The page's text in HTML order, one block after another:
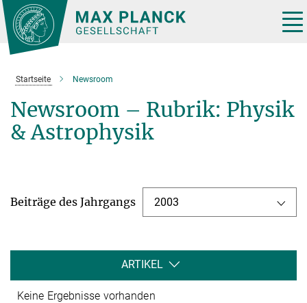
Hauptinhalt
Startseite Newsroom
Newsroom – Rubrik: Physik
& Astrophysik
Beiträge des Jahrgangs 2003
ARTIKEL
Keine Ergebnisse vorhanden